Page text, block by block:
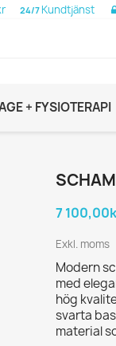
24/7 Kundtjänst
+ FYSIOTERAPI
7
Exkl. moms
Modern
med
hög
svarta
material